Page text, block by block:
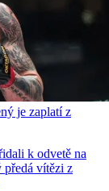
je zaplatí z
k odvetě na
předá vítězi z